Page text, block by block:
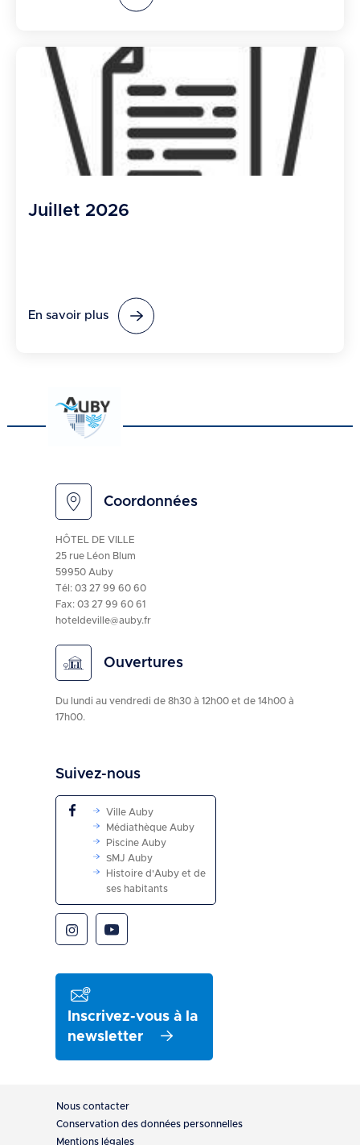
Juillet 2026
En savoir plus
Coordonnées
HÔTEL DE VILLE
25 rue Léon Blum
59950 Auby
Tél: 03 27 99 60 60
Fax: 03 27 99 60 61
hoteldeville@auby.fr
Ouvertures
Du lundi au vendredi de 8h30 à 12h00 et de 14h00 à
17h00.
Suivez-nous
Ville Auby
Médiathèque Auby
Piscine Auby
SMJ Auby
Histoire d'Auby et de
ses habitants
Inscrivez-vous à la
newsletter
de
Nous contacter
Conservation des données personnelles
Mentions légales